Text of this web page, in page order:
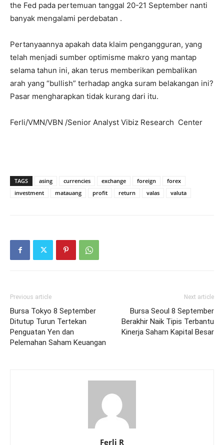
the Fed pada pertemuan tanggal 20-21 September nanti
banyak mengalami perdebatan .
Pertanyaannya apakah data klaim pengangguran, yang
telah menjadi sumber optimisme makro yang mantap
selama tahun ini, akan terus memberikan pembalikan
arah yang “bullish” terhadap angka suram belakangan ini?
Pasar mengharapkan tidak kurang dari itu.
Ferli/VMN/VBN /Senior Analyst Vibiz Research Center
TAGS asing currencies exchange foreign
forex
investment
matauang profit return valas valuta
Previous article
Bursa Tokyo 8 September
Ditutup Turun Tertekan
Penguatan Yen dan
Pelemahan Saham Keuangan
Next article
Bursa Seoul 8 September
Berakhir Naik Tipis Terbantu
Kinerja Saham Kapital Besar
Ferli R